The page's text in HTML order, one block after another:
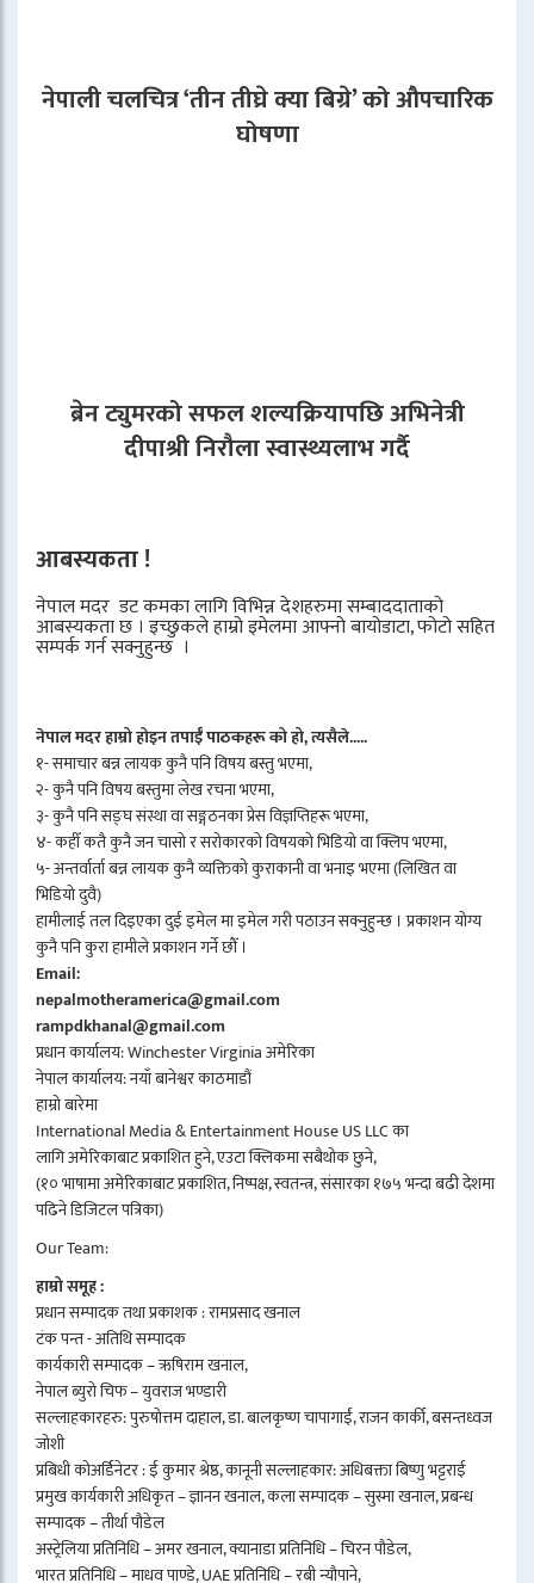
नेपाली चलचित्र ‘तीन तीघ्रे क्या बिग्रे’ को औपचारिक
घोषणा
ब्रेन ट्युमरको सफल शल्यक्रियापछि अभिनेत्री
दीपाश्री निरौला स्वास्थ्यलाभ गर्दै
आबस्यकता !
नेपाल मदर डट कमका लागि विभिन्न देशहरुमा सम्बाददाताको
आबस्यकता छ । इच्छुकले हाम्रो इमेलमा आफ्नो बायोडाटा, फोटो सहित
सम्पर्क गर्न सक्नुहुन्छ ।
नेपाल मदर हाम्रो होइन तपाईँ पाठकहरू को हो, त्यसैले.....
१- समाचार बन्न लायक कुनै पनि विषय बस्तु भएमा,
२- कुनै पनि विषय बस्तुमा लेख रचना भएमा,
३- कुनै पनि सङ्घ संस्था वा सङ्गठनका प्रेस विज्ञप्तिहरू भएमा,
४- कहीँ कतै कुनै जन चासो र सरोकारको विषयको भिडियो वा क्लिप भएमा,
५- अन्तर्वार्ता बन्न लायक कुनै व्यक्तिको कुराकानी वा भनाइ भएमा (लिखित वा
भिडियो दुवै)
हामीलाई तल दिइएका दुई इमेल मा इमेल गरी पठाउन सक्नुहुन्छ । प्रकाशन योग्य
कुनै पनि कुरा हामीले प्रकाशन गर्ने छौँ ।
Email:
nepalmotheramerica@gmail.com
rampdkhanal@gmail.com
प्रधान कार्यालय: Winchester Virginia अमेरिका
नेपाल कार्यालय: नयाँ बानेश्वर काठमाडौं
हाम्रो बारेमा
International Media & Entertainment House US LLC का
लागि अमेरिकाबाट प्रकाशित हुने, एउटा क्लिकमा सबैथोक छुने,
(१० भाषामा अमेरिकाबाट प्रकाशित, निष्पक्ष, स्वतन्त्र, संसारका १७५ भन्दा बढी देशमा
पढिने डिजिटल पत्रिका)
Our Team:
हाम्रो समूह :
प्रधान सम्पादक तथा प्रकाशक : रामप्रसाद खनाल
टंक पन्त - अतिथि सम्पादक
कार्यकारी सम्पादक – ऋषिराम खनाल,
नेपाल ब्युरो चिफ – युवराज भण्डारी
सल्लाहकारहरु: पुरुषोत्तम दाहाल, डा. बालकृष्ण चापागाईं, राजन कार्की, बसन्तध्वज
जोशी
प्रबिधी कोअर्डिनेटर : ई कुमार श्रेष्ठ, कानूनी सल्लाहकार: अधिबक्ता बिष्णु भट्टराई
प्रमुख कार्यकारी अधिकृत – ज्ञानन खनाल, कला सम्पादक – सुस्मा खनाल, प्रबन्ध
सम्पादक – तीर्था पौडेल
अस्ट्रेलिया प्रतिनिधि – अमर खनाल, क्यानाडा प्रतिनिधि – चिरन पौडेल,
भारत प्रतिनिधि – माधव पाण्डे, UAE प्रतिनिधि – रबी न्यौपाने,